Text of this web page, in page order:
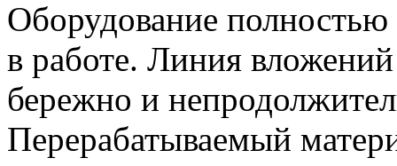
Оборудование
в работе. Линия вложений
бережно и
Перерабатываемый